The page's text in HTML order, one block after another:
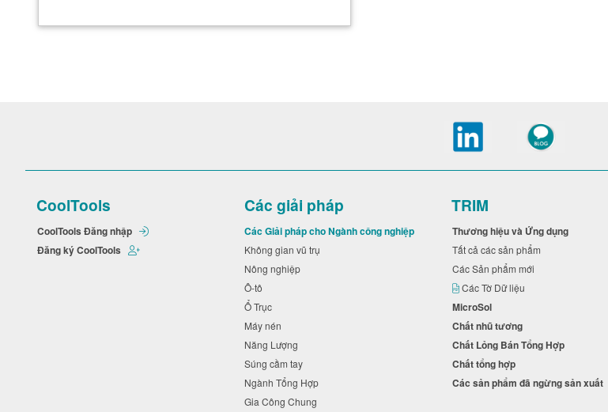
CoolTools
CoolTools Đăng nhập
Đăng ký CoolTools
Các giải pháp
Các Giải pháp cho Ngành công nghiệp
Không gian vũ trụ
Nông nghiệp
Ô-tô
Ổ Trục
Máy nén
Năng Lượng
Súng cầm tay
Ngành Tổng Hợp
Gia Công Chung
TRIM
Thương hiệu và Ứng dụng
Tất cả các sản phẩm
Các Sản phẩm mới
Các Tờ Dữ liệu
MicroSol
Chất nhũ tương
Chất Lỏng Bán Tổng Hợp
Chất tổng hợp
Các sản phẩm đã ngừng sản xuất